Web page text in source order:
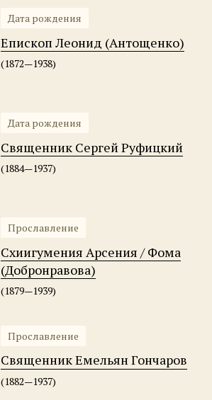
Дата рождения
Епископ Леонид (Антощенко)
(1872—1938)
Дата рождения
Священник Сергей Руфицкий
(1884—1937)
Прославление
Схиигумения Арсения / Фома
(Добронравова)
(1879—1939)
Прославление
Священник Емельян Гончаров
(1882—1937)